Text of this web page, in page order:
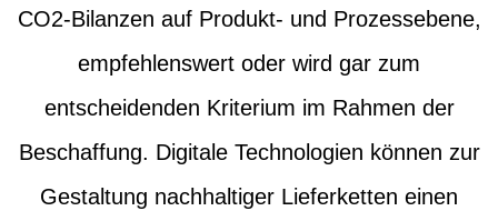
CO2-Bilanzen auf Produkt- und Prozessebene,
empfehlenswert oder wird gar zum
entscheidenden Kriterium im Rahmen der
Beschaffung. Digitale Technologien können zur
Gestaltung nachhaltiger Lieferketten einen